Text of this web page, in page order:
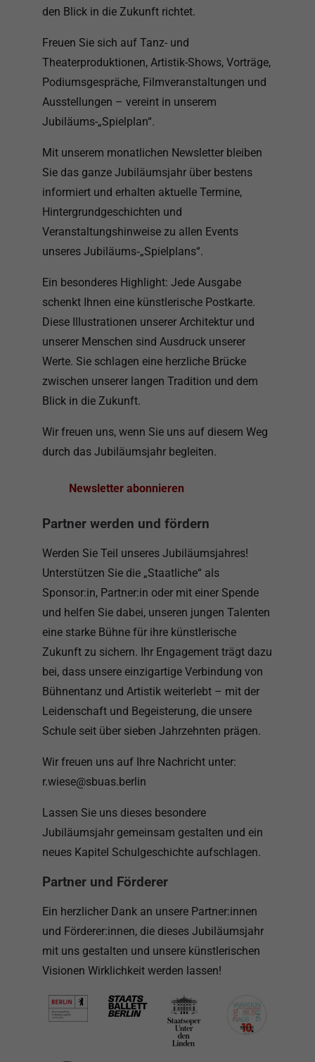
den Blick in die Zukunft richtet.
Freuen Sie sich auf Tanz- und
Theaterproduktionen, Artistik-Shows, Vorträge,
Podiumsgespräche, Filmveranstaltungen und
Ausstellungen – vereint in unserem
Jubiläums-„Spielplan“.
Mit unserem monatlichen Newsletter bleiben
Sie das ganze Jubiläumsjahr über bestens
informiert und erhalten aktuelle Termine,
Hintergrundgeschichten und
Veranstaltungshinweise zu allen Events
unseres Jubiläums‑„Spielplans“.
Ein besonderes Highlight: Jede Ausgabe
schenkt Ihnen eine künstlerische Postkarte.
Diese Illustrationen unserer Architektur und
unserer Menschen sind Ausdruck unserer
Werte. Sie schlagen eine herzliche Brücke
zwischen unserer langen Tradition und dem
Blick in die Zukunft.
Wir freuen uns, wenn Sie uns auf diesem Weg
durch das Jubiläumsjahr begleiten.
Newsletter abonnieren
Partner werden und fördern
Werden Sie Teil unseres Jubiläumsjahres!
Unterstützen Sie die „Staatliche“ als
Sponsor:in, Partner:in oder mit einer Spende
und helfen Sie dabei, unseren jungen Talenten
eine starke Bühne für ihre künstlerische
Zukunft zu sichern. Ihr Engagement trägt dazu
bei, dass unsere einzigartige Verbindung von
Bühnentanz und Artistik weiterlebt – mit der
Leidenschaft und Begeisterung, die unsere
Schule seit über sieben Jahrzehnten prägen.
Wir freuen uns auf Ihre Nachricht unter:
r.wiese@sbuas.berlin
Lassen Sie uns dieses besondere
Jubiläumsjahr gemeinsam gestalten und ein
neues Kapitel Schulgeschichte aufschlagen.
Partner und Förderer
Ein herzlicher Dank an unsere Partner:innen
und Förderer:innen, die dieses Jubiläumsjahr
mit uns gestalten und unsere künstlerischen
Visionen Wirklichkeit werden lassen!